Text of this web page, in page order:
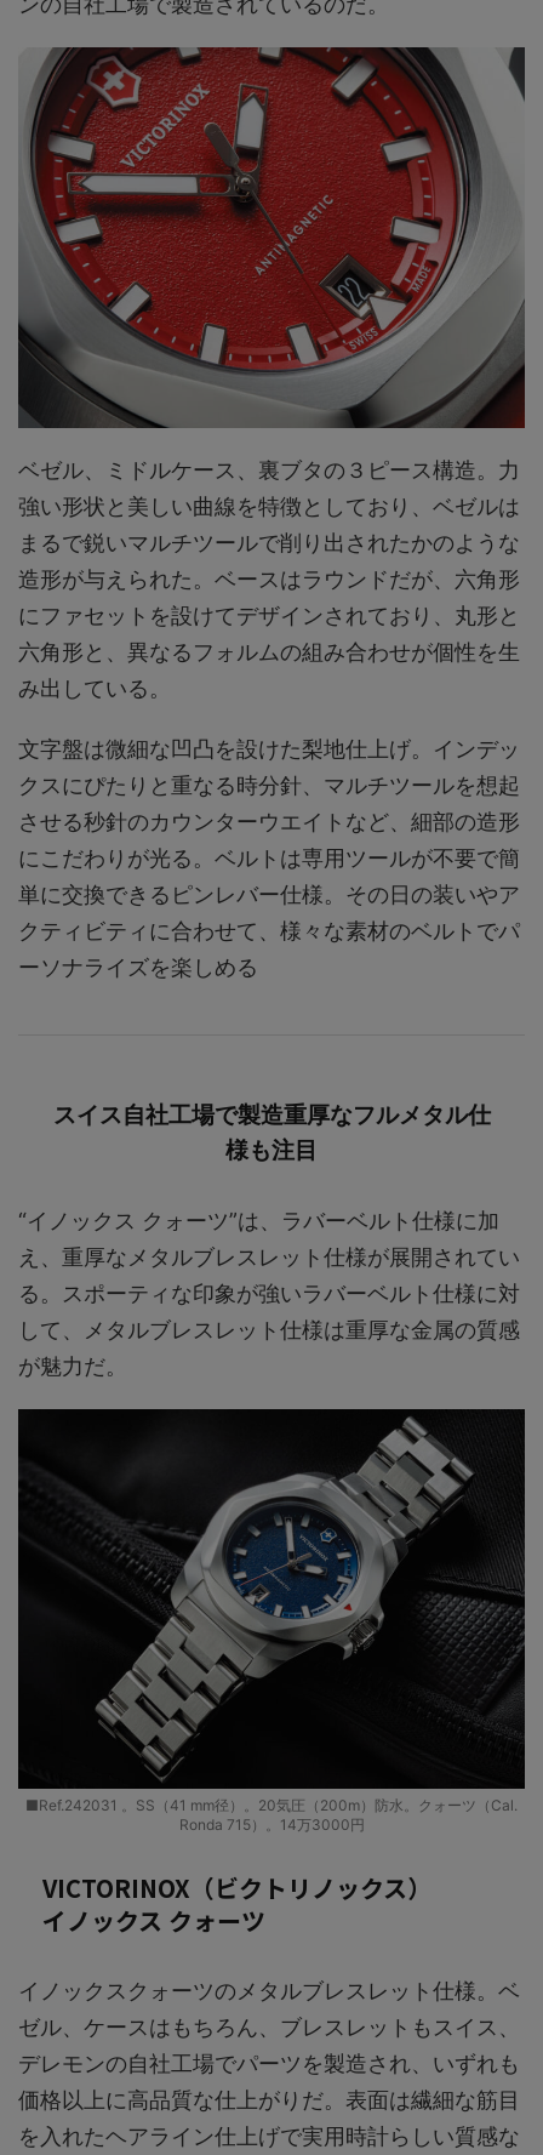
ベゼル、ミドルケース、裏ブタの３ピース構造。力
強い形状と美しい曲線を特徴としており、ベゼルは
まるで鋭いマルチツールで削り出されたかのような
造形が与えられた。ベースはラウンドだが、六角形
にファセットを設けてデザインされており、丸形と
六角形と、異なるフォルムの組み合わせが個性を生
み出している。
文字盤は微細な凹凸を設けた梨地仕上げ。インデッ
クスにぴたりと重なる時分針、マルチツールを想起
させる秒針のカウンターウエイトなど、細部の造形
にこだわりが光る。ベルトは専用ツールが不要で簡
単に交換できるピンレバー仕様。その日の装いやア
クティビティに合わせて、様々な素材のベルトでパ
ーソナライズを楽しめる
スイス自社工場で製造重厚なフルメタル仕
様も注目
“イノックス クォーツ”は、ラバーベルト仕様に加
え、重厚なメタルブレスレット仕様が展開されてい
る。スポーティな印象が強いラバーベルト仕様に対
して、メタルブレスレット仕様は重厚な金属の質感
が魅力だ。
■Ref.242031 。SS（41 mm径）。20気圧（200m）防水。クォーツ（Cal.
Ronda 715）。14万3000円
VICTORINOX（ビクトリノックス）
イノックス クォーツ
イノックスクォーツのメタルブレスレット仕様。ベ
ゼル、ケースはもちろん、ブレスレットもスイス、
デレモンの自社工場でパーツを製造され、いずれも
価格以上に高品質な仕上がりだ。表面は繊細な筋目
を入れたヘアライン仕上げで実用時計らしい質感な